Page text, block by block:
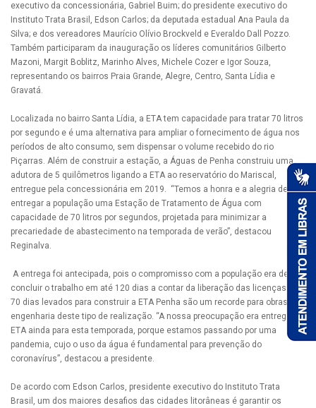
executivo da concessionária, Gabriel Buim; do presidente executivo do
Instituto Trata Brasil, Edson Carlos; da deputada estadual Ana Paula da
Silva; e dos vereadores Maurício Olívio Brockveld e Everaldo Dall Pozzo.
Também participaram da inauguração os líderes comunitários Gilberto
Mazoni, Margit Boblitz, Marinho Alves, Michele Cozer e Igor Souza,
representando os bairros Praia Grande, Alegre, Centro, Santa Lídia e
Gravatá.
Localizada no bairro Santa Lídia, a ETA tem capacidade para tratar 70 litros
por segundo e é uma alternativa para ampliar o fornecimento de água nos
períodos de alto consumo, sem dispensar o volume recebido do rio
Piçarras. Além de construir a estação, a Águas de Penha construiu uma
adutora de 5 quilômetros ligando a ETA ao reservatório do Mariscal,
entregue pela concessionária em 2019. “Temos a honra e a alegria de
entregar a população uma Estação de Tratamento de Água com
capacidade de 70 litros por segundos, projetada para minimizar a
precariedade de abastecimento na temporada de verão”, destacou
Reginalva.
A entrega foi antecipada, pois o compromisso com a população era de
concluir o trabalho em até 120 dias a contar da liberação das licenças. Os
70 dias levados para construir a ETA Penha são um recorde para obras de
engenharia deste tipo de realização. “A nossa preocupação era entregar a
ETA ainda para esta temporada, porque estamos passando por uma
pandemia, cujo o uso da água é fundamental para prevenção do
coronavírus”, destacou a presidente.
De acordo com Edson Carlos, presidente executivo do Instituto Trata
Brasil, um dos maiores desafios das cidades litorâneas é garantir os